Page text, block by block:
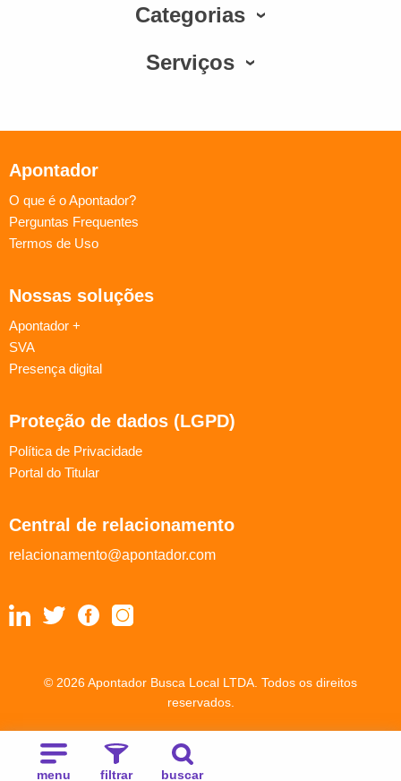
menu filtrar buscar
Categorias
Serviços
Apontador
O que é o Apontador?
Perguntas Frequentes
Termos de Uso
Nossas soluções
Apontador +
SVA
Presença digital
Proteção de dados (LGPD)
Política de Privacidade
Portal do Titular
Central de relacionamento
relacionamento@apontador.com
© 2026 Apontador Busca Local LTDA. Todos os direitos
reservados.